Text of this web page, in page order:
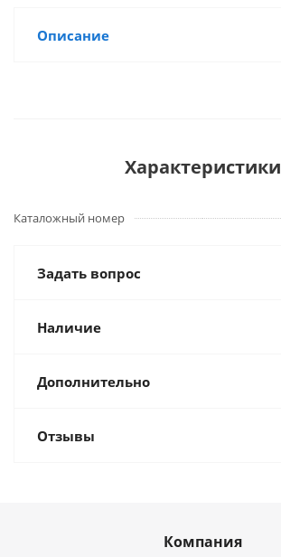
Описание
Характеристики
Каталожный номер
Задать вопрос
Наличие
Дополнительно
Отзывы
Компания